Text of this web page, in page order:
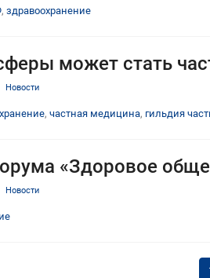
, здравоохранение
может стать
Новости
, частная медицина, гильдия
«Здоровое
Новости